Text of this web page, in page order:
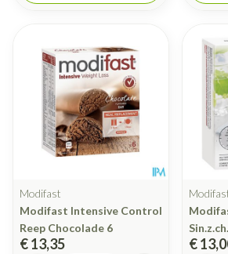
Modifast
Modifast Intensive Control
Reep Chocolade 6
€ 13,35 €